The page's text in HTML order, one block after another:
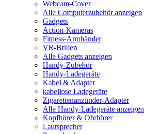
Webcam-Cover
Alle Computerzubehör anzeigen
Gadgets
Action-Kameras
Fitness-Armbänder
VR-Brillen
Alle Gadgets anzeigen
Handy-Zubehör
Handy-Ladegeräte
Kabel & Adapter
kabellose Ladegeräte
Zigarettenanzünder-Adapter
Alle Handy-Ladegeräte anzeigen
Kopfhörer & Ohrhörer
Lautsprecher